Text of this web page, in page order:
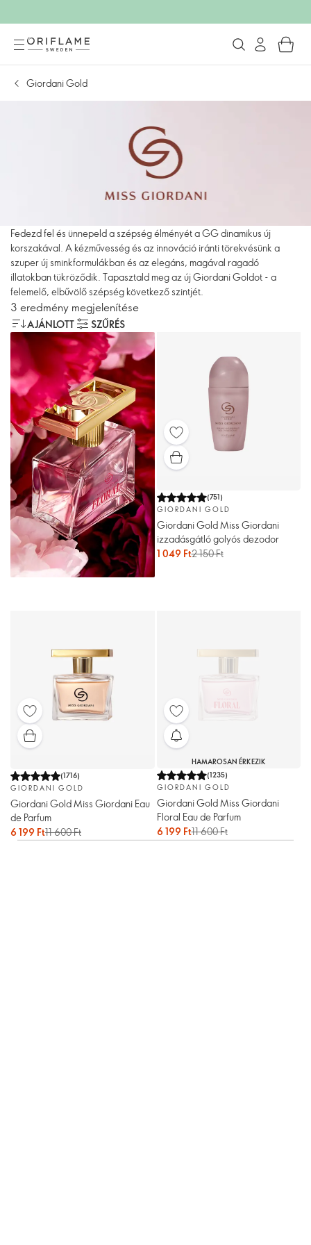
Giordani Gold
Fedezd fel és ünnepeld a szépség élményét a GG dinamikus új
korszakával. A kézművesség és az innováció iránti törekvésünk a
szuper új sminkformulákban és az elegáns, magával ragadó
illatokban tükröződik. Tapasztald meg az új Giordani Goldot - a
felemelő, elbűvölő szépség következő szintjét.
3 eredmény megjelenítése
AJÁNLOTT SZŰRÉS
(751)
GIORDANI GOLD
Giordani Gold Miss Giordani
izzadásgátló golyós dezodor
1 049 Ft2 150 Ft
(1716)
GIORDANI GOLD
Giordani Gold Miss Giordani Eau
de Parfum
6 199 Ft11 600 Ft
HAMAROSAN ÉRKEZIK
(1235)
GIORDANI GOLD
Giordani Gold Miss Giordani
Floral Eau de Parfum
6 199 Ft11 600 Ft